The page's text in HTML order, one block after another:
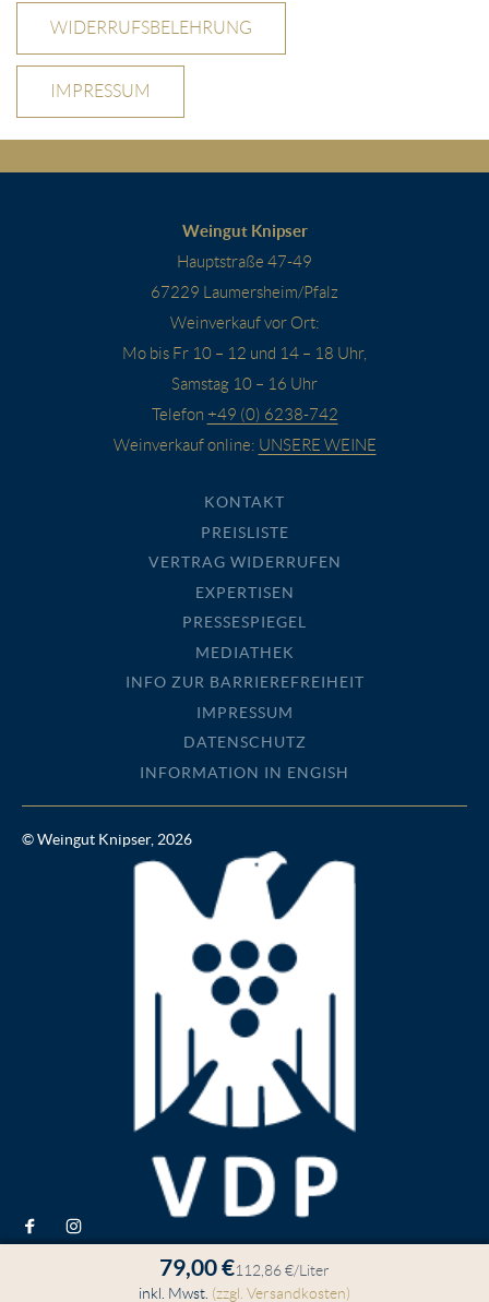
79,00 €112,86 €/Liter
inkl. Mwst. (zzgl. Versandkosten)
WIDERRUFSBELEHRUNG
IMPRESSUM
Weingut Knipser
Hauptstraße 47-49
67229 Laumersheim/Pfalz
Weinverkauf vor Ort:
Mo bis Fr 10 – 12 und 14 – 18 Uhr,
Samstag 10 – 16 Uhr
Telefon +49 (0) 6238-742
Weinverkauf online: UNSERE WEINE
KONTAKT
PREISLISTE
VERTRAG WIDERRUFEN
EXPERTISEN
PRESSESPIEGEL
MEDIATHEK
INFO ZUR BARRIEREFREIHEIT
IMPRESSUM
DATENSCHUTZ
INFORMATION IN ENGISH
© Weingut Knipser, 2026